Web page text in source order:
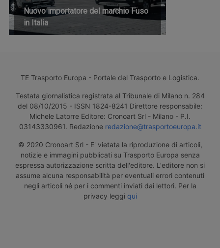
Nuovo importatore del marchio Fuso
in Italia
TE Trasporto Europa - Portale del Trasporto e Logistica.
Testata giornalistica registrata al Tribunale di Milano n. 284
del 08/10/2015 - ISSN 1824-8241 Direttore responsabile:
Michele Latorre Editore: Cronoart Srl - Milano - P.I.
03143330961. Redazione redazione@trasportoeuropa.it
© 2020 Cronoart Srl - E' vietata la riproduzione di articoli,
notizie e immagini pubblicati su Trasporto Europa senza
espressa autorizzazione scritta dell'editore. L'editore non si
assume alcuna responsabilità per eventuali errori contenuti
negli articoli né per i commenti inviati dai lettori. Per la
privacy leggi qui